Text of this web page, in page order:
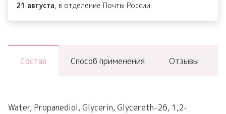
21 августа, в отделение Почты России
Состав Способ применения Отзывы
Water, Propanediol, Glycerin, Glycereth-26, 1,2-